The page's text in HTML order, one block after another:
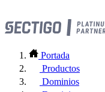
Portada
Productos
Dominios